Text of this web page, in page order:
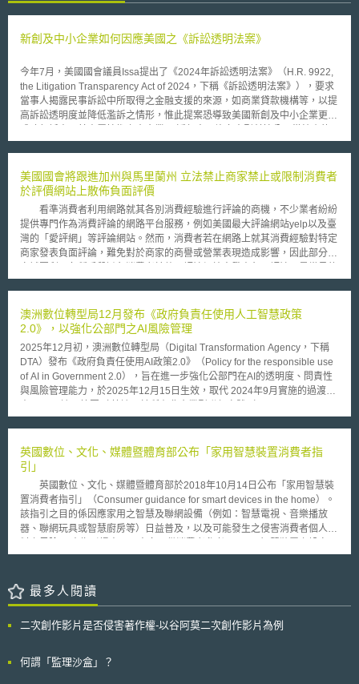
新創及中小企業如何因應美國之《訴訟透明法案》
今年7月，美國國會議員Issa提出了《2024年訴訟透明法案》（H.R. 9922,
the Litigation Transparency Act of 2024，下稱《訴訟透明法案》），要求
當事人揭露民事訴訟中所取得之金融支援的來源，如商業貸款機構等，以提
高訴訟透明度並降低濫訴之情形，惟此提案恐導致美國新創及中小企業更難
競爭對手竊取其專屬技術，然而僅有少數案例成功取得賠償金，如：伊利諾
這是由於新創及中小企業縱有證據證明其智慧財產權被盜，在訴訟中多面臨
沒有足夠資力與大型科技公司抗衡之窘境，因此往往被迫接受遠低於其所受
損失之和解金。透過這種方式，大型科技公司能掌握技術並支付低於取得該
技術授權所需之成本，因此被稱之為「有效侵權（efficient
infringement）」。 新創及中小企業近期透過與第三方金融資助者協議共享
訴訟取得之賠償等方式，降低其進入訴訟程序的經濟門檻，以對抗大型科技
公司所採取之「有效侵權」。然而最近一系列案例顯示，中國大陸所支持的
故立法者為降低營業秘密被外國競爭對手取得之風險、避免無意義之訴訟被
訟透明法案》通過，原告所採取之法律策略將可能外洩，而第三方金融資助
者亦將受到各方之抨擊，進而導致新創及中小企業在訴訟中更難取得金融支
援。 綜上所述，若要降低訴訟之可能性，新創及中小企業須強化其對於專
屬技術之保護，從根本減少專屬技術洩露之風險，以避免訴訟發生或進入後
端訴訟。有鑑於新創及中小企業與大企業相比，在智財保護觀念上更接近學
研單位，且對於營業秘密之管理多未臻完備，因此為確保其能有效落實對營
業秘密之管控，建議新創及中小企業可參考智慧局所發布之《學研機構營業
秘密管理實作要領》，量身訂作符合自身需求的營業秘密管理制度，並循序
策會科法所創智中心完成之著作，非經同意或授權，不得為轉載、公開播
送、公開傳輸、改作或重製等利用行為。 本文同步刊登於TIPS網站
美國國會將跟進加州與馬里蘭州 立法禁止商家禁止或限制消費者
於評價網站上散佈負面評價
看準消費者利用網路就其各別消費經驗進行評論的商機，不少業者紛紛
提供專門作為消費評論的網路平台服務，例如美國最大評論網站yelp以及臺
灣的「愛評網」等評論網站。然而，消費者若在網路上就其消費經驗對特定
商家發表負面評論，難免對於商家的商譽或營業表現造成影響，因此部分商
手段為商家藉由其與消費者間的契約中加入「禁止負面評論約款」
站的業者主張其契約上的權利，但該作法也導致消費者與商家間的法律層出
不窮。 較為人所知的爭議案例為，一間位於紐約市的酒店因至該酒店
參加婚宴的顧客於Yelp等評論網站上留下諸多負面評價，該酒店即依據契約
向使用場地舉辦婚宴的新婚夫妻， 以每一則負面評價500美元為計，收取一
筆高額的賠償金。另有較特別的案例為，紐約市有一名牙醫師於其與診所病
患間的契約中明訂授權約款，將任何病患可能於就診後作成的負面評價，以
著作權授權的方式授予該名牙醫師，而該名牙醫師復以被授權人的身分，依
評價。 因應愈來愈多的商家藉各種手段試圖限制消費者在熱門評價網
該州州長簽署，於民法中增訂第1670.8條（California Civil Code
§1670.8）之規定，使消費者發表消費評論之自由能夠受到更完整的保障。
依據該法之規定，消費者有權對其所消費商品或服務的出賣人、出租人或其
受僱人與代理人發表陳述（statement）；若任何契約禁止或限制消費者發
表與其消費經驗相關評論之權利，則該契約應屬無效。總檢察長(Attorney
General)以下的檢察官或個案消費者可透過民事程序向違反該法律規定者起
訴，法院最高可以將行為人處以初犯2500元美金以及累犯每次5000美元的
罰款。 馬里蘭州議會亦於2016年2月表決通過於該州《商業法》
§14.1325），該州法規定與上述加州州法同樣保障消費者對其消費經驗加
以評論之權利，且違反該法的行為人除了將負擔1000美元及累犯每次5000
禁，且得併科1000美元罰金。 除了上述二州對保障消費者消費評論的
2015年12月表決通過《2015年消費者評論自由法》（Consumer Review
澳洲數位轉型局12月發布《政府負責任使用人工智慧政策
2.0》，以強化公部門之AI風險管理
2025年12月初，澳洲數位轉型局（Digital Transformation Agency，下稱
DTA）發布《政府負責任使用AI政策2.0》（Policy for the responsible use
of AI in Government 2.0），旨在進一步強化公部門在AI的透明度、問責性
與風險管理能力，於2025年12月15日生效，取代 2024年9月實施的過渡版
Commonwealth entities），即不具獨立法人地位、直接隸屬於政府的機關
法制」，非另訂獨立規範，因此在實務中須與公務員行為準則、資安規範及
資料治理制度併行適用。 二、政策重點 在政策施行的12個月內，適用機關
須完成以下要求，以確保落實AI治理架構： （一）制度建置 1. AI 透明度聲
明：機關須在政策生效後 6 個月內發布「AI 透明度聲明」，公開 AI 使用方
法與現況。聲明中須說明機關風險管理流程、AI 事件通報機制及內外部申訴
管道，確保使用過程透明、可追蹤。 2. 人員指定與培訓： 機關須指定制度
問責人員（Accountable officials）以及AI使用案例承辦人（Accountable
使用案例負責人（Accountable use case owners）：記錄並持續更新範疇
內 AI 使用案例的指定負責人。 （2）風險等級（Risk rating）：AI使用案例
的風險等級資訊。 （3）異動紀錄：當使用案例的風險評級或負責人變更
判斷AI應用是否屬於「範疇內（In-scope）」的應用： 1.對個人、社群、組
英國數位、文化、媒體暨體育部公布「家用智慧裝置消費者指
引」
英國數位、文化、媒體暨體育部於2018年10月14日公布「家用智慧裝
置消費者指引」（Consumer guidance for smart devices in the home）。
該指引之目的係因應家用之智慧及聯網設備（例如：智慧電視、音樂播放
器、聯網玩具或智慧廚房等）日益普及，以及可能發生之侵害消費者個人資
(一) 應閱讀與遵循智慧設備之設定指示。 (二) 確認設備指示是否要
(例如，0000)，則應更換成較複雜之密碼。 二. 帳號管理 (一) 確保密
碼複雜性。 (二) 若設備提供雙重驗證功能，消費者應使用之。 (三)
三. 持續更新應用軟體與Apps (一) 消費者應檢查其設備是否可設定自
之通知，應採取行動 (一) 於接到資安事件通知後，應訪問製造商網站以
最多人閱讀
二次創作影片是否侵害著作權-以谷阿莫二次創作影片為例
何謂「監理沙盒」？